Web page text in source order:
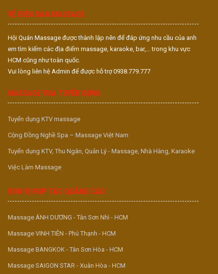
VỀ DIỄN ĐÀN MASSAGE
Hội Quán Massage được thành lập nên để đáp ứng nhu cầu của anh
em tìm kiếm các địa điểm massage, karaoke, bar,... trong khu vực
HCM cũng như toàn quốc.
Vui lòng liên hệ Admin để được hỗ trợ 0938.779.777
MASSAGE VUA TUYỂN DỤNG
Tuyển dụng KTV massage
Cộng Đồng Nghề Spa – Massage Việt Nam
Tuyển dụng KTV, Thu Ngân, Quản Lý - Massage, Nhà Hàng, Karaoke
Việc Làm Massage
ĐƠN VỊ HỢP TÁC QUẢNG CÁO
Massage ÁNH DƯƠNG - Tân Sơn Nhì - HCM
Massage VINH TIÊN - Phú Thạnh - HCM
Massage BANGKOK - Tân Sơn Hòa - HCM
Massage SAIGON STAR - Xuân Hòa - HCM